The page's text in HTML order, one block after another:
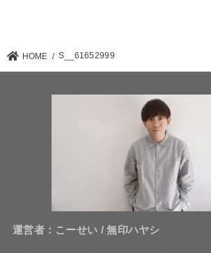
HOME S__61652999
運営者：こーせい / 無印ハヤシ